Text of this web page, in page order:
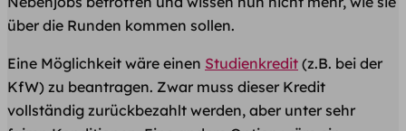
über die Runden kommen sollen.
Eine Möglichkeit wäre einen Studienkredit (z.B. bei der
KfW) zu beantragen. Zwar muss dieser Kredit
vollständig zurückbezahlt werden, aber unter sehr